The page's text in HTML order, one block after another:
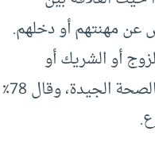
عن مهنتهم أو دخلهم.
أو الشريك أو
والاعتناء بنفسك يرتبطان بالصحة الجيدة، وقال 78٪